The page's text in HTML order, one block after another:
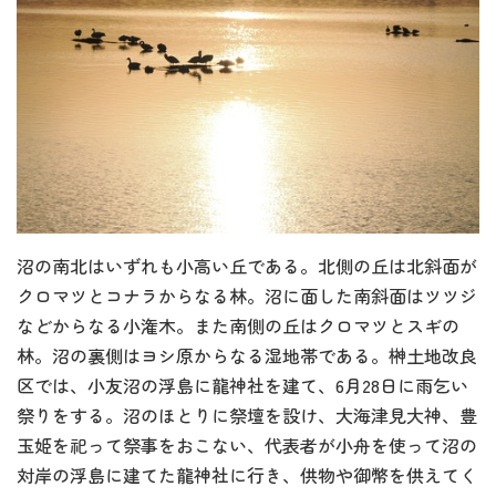
沼の南北はいずれも小高い丘である。北側の丘は北斜面が
クロマツとコナラからなる林。沼に面した南斜面はツツジ
などからなる小潅木。また南側の丘はクロマツとスギの
林。沼の裏側はヨシ原からなる湿地帯である。榊土地改良
区では、小友沼の浮島に龍神社を建て、6月28日に雨乞い
祭りをする。沼のほとりに祭壇を設け、大海津見大神、豊
玉姫を祀って祭事をおこない、代表者が小舟を使って沼の
対岸の浮島に建てた龍神社に行き、供物や御幣を供えてく